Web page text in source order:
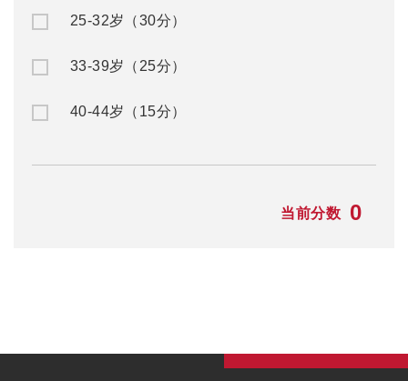
25-32岁（30分）
33-39岁（25分）
40-44岁（15分）
当前分数 0